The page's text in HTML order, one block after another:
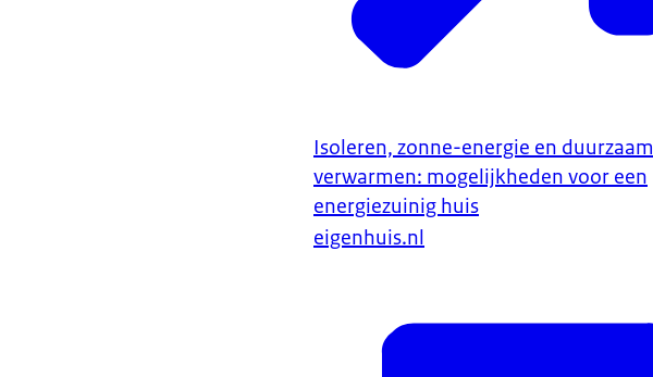
Isoleren, zonne-energie en duurzaam
verwarmen: mogelijkheden voor een
energiezuinig huis
eigenhuis.nl